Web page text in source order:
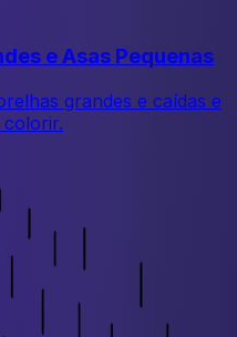
e Asas Pequenas
grandes e caídas e
colorir.